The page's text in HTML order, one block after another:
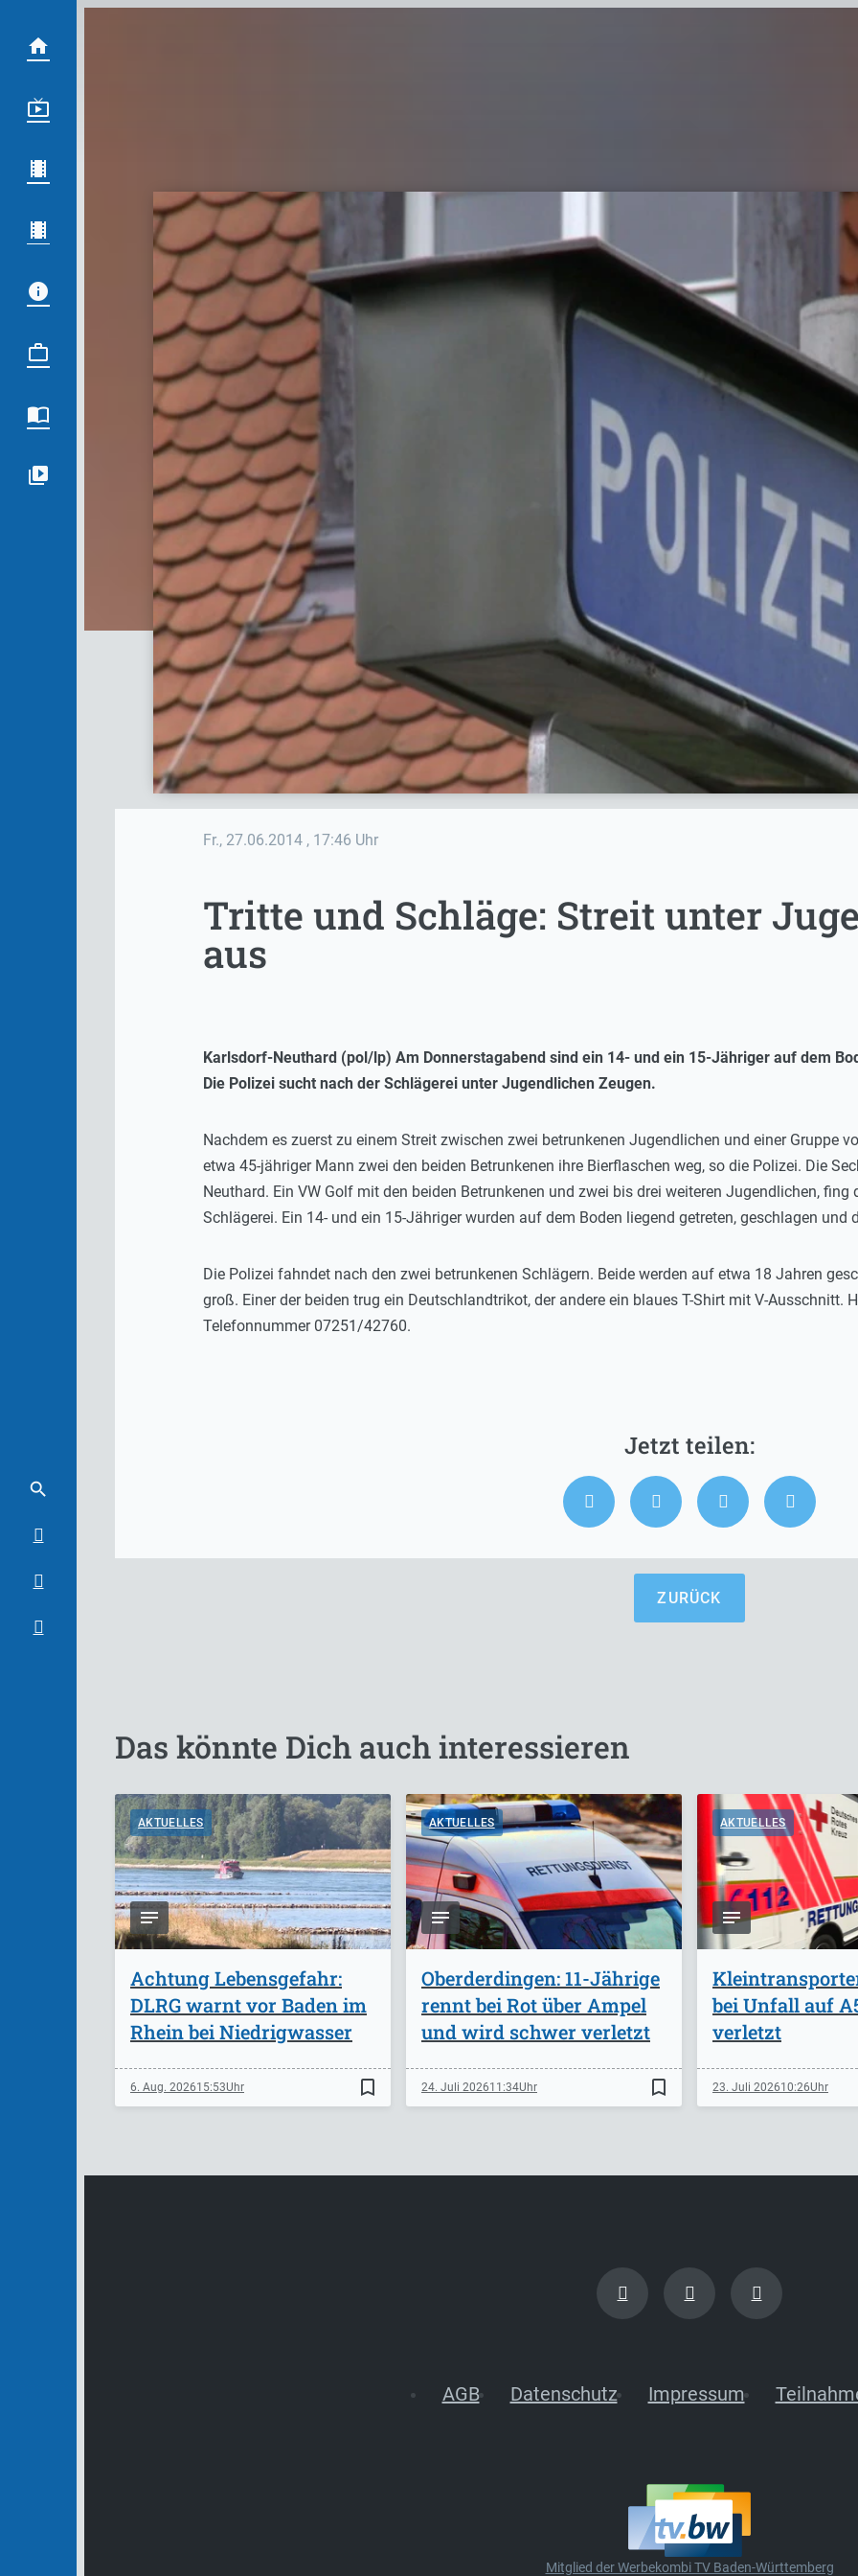
Fr., 27.06.2014 , 17:46 Uhr
Tritte und Schläge: Streit unter
aus
Karlsdorf-Neuthard (pol/lp) Am Donnerstagabend sind ein 14- und ein 15-Jähriger auf dem
Die Polizei sucht nach der Schlägerei unter Jugendlichen Zeugen.
Nachdem es zuerst zu einem Streit zwischen zwei betrunkenen Jugendlichen und einer Gruppe
etwa 45-jähriger Mann zwei den beiden Betrunkenen ihre Bierflaschen weg, so die Polizei. Die
Neuthard. Ein VW Golf mit den beiden Betrunkenen und zwei bis drei weiteren Jugendlichen, fing
Schlägerei. Ein 14- und ein 15-Jähriger wurden auf dem Boden liegend getreten, geschlagen und
Die Polizei fahndet nach den zwei betrunkenen Schlägern. Beide werden auf etwa 18 Jahren
groß. Einer der beiden trug ein Deutschlandtrikot, der andere ein blaues T-Shirt mit V-Ausschnitt.
Telefonnummer 07251/42760.
ZURÜCK
Das könnte Dich auch interessieren
AKTUELLES
Achtung Lebensgefahr:
DLRG warnt vor Baden im
Rhein bei Niedrigwasser
6. Aug. 202615:53 bookmark_border
AKTUELLES
Oberderdingen: 11-Jährige
rennt bei Rot über Ampel
und wird schwer verletzt
24. Juli 202611:34 bookmark_border
AKTUELLES
bei Unfall auf
verletzt
23. Juli 202610:26
AGB Datenschutz Impressum
Mitglied der Werbekombi TV Baden-Württemberg